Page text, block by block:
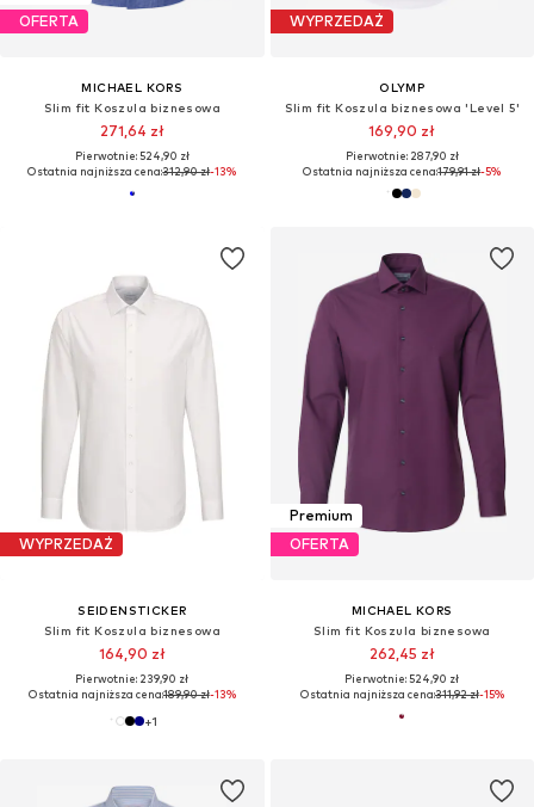
OFERTA
MICHAEL KORS
Slim fit Koszula biznesowa
271,64 zł
Pierwotnie: 524,90 zł
Ostatnia najniższa cena:312,90 zł-13%
WYPRZEDAŻ
OLYMP
Slim fit Koszula biznesowa 'Level 5'
169,90 zł
Pierwotnie: 287,90 zł
Ostatnia najniższa cena:179,91 zł-5%
WYPRZEDAŻ
SEIDENSTICKER
Slim fit Koszula biznesowa
164,90 zł
Pierwotnie: 239,90 zł
Ostatnia najniższa cena:189,90 zł-13%
+1
Premium
OFERTA
MICHAEL KORS
Slim fit Koszula biznesowa
262,45 zł
Pierwotnie: 524,90 zł
Ostatnia najniższa cena:311,92 zł-15%